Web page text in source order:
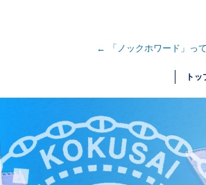
← 「ノックホワード」っ
ト